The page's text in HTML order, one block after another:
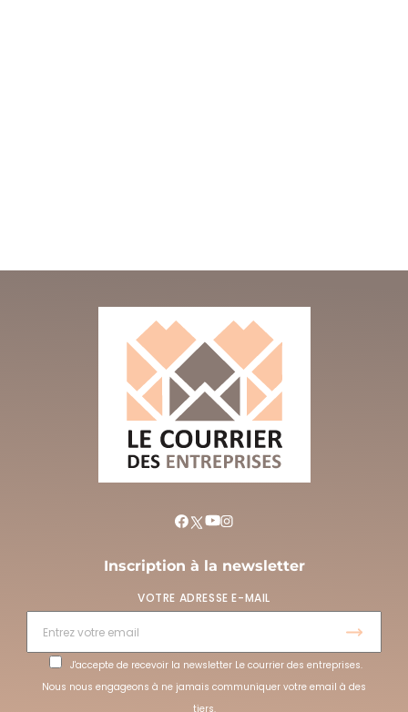
Inscription à la newsletter
VOTRE ADRESSE E-MAIL
J'accepte de recevoir la newsletter Le courrier des entreprises.
Nous nous engageons à ne jamais communiquer votre email à des
tiers.